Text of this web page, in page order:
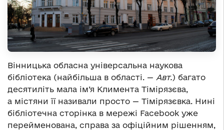
Вінницька обласна універсальна наукова
бібліотека (найбільша в області. — Авт.) багато
десятиліть мала ім’я Климента Тімірязєва,
а містяни її називали просто — Тімірязєвка. Нині
бібліотечна сторінка в мережі Facebook уже
перейменована, справа за офіційним рішенням,